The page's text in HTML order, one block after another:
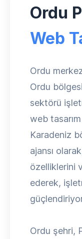
Ordu
Web
Ordu
Ordu
sektörü
web
Karadeniz
ajansı
özelliklerini
ederek,
Ordu şehri,